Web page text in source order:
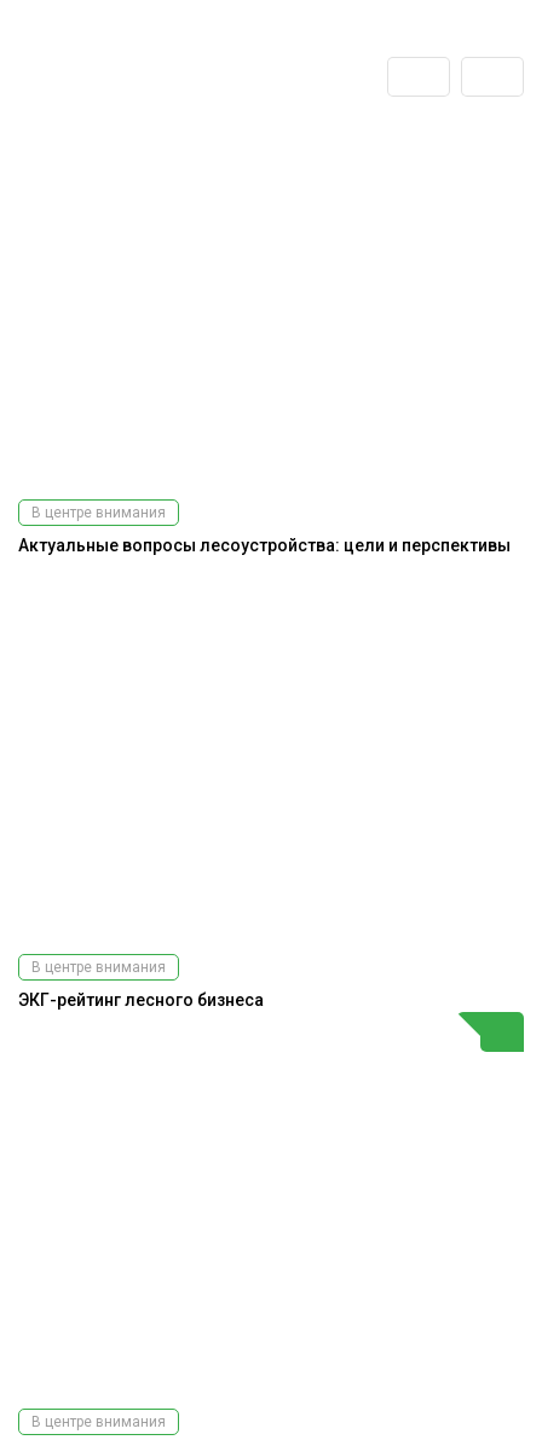
В центре внимания
Актуальные вопросы лесоустройства: цели и перспективы
В центре внимания
ЭКГ-рейтинг лесного бизнеса
В центре внимания